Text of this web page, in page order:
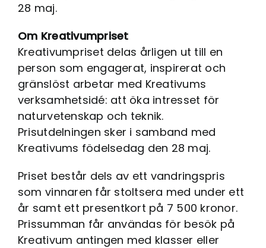
28 maj.
Om Kreativumpriset
Kreativumpriset delas årligen ut till en
person som engagerat, inspirerat och
gränslöst arbetar med Kreativums
verksamhetsidé: att öka intresset för
naturvetenskap och teknik.
Prisutdelningen sker i samband med
Kreativums födelsedag den 28 maj.
Priset består dels av ett vandringspris
som vinnaren får stoltsera med under ett
år samt ett presentkort på 7 500 kronor.
Prissumman får användas för besök på
Kreativum antingen med klasser eller